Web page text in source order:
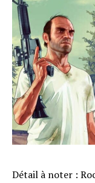
Détail à noter :